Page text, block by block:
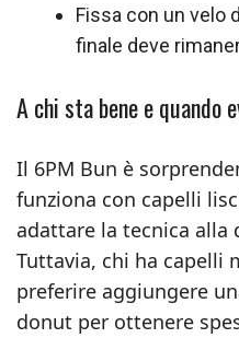
Fissa con un velo
finale deve
A chi sta bene e quando
Il 6PM Bun è
funziona con capelli
adattare la tecnica alla
Tuttavia, chi ha capelli
preferire aggiungere
donut per ottenere